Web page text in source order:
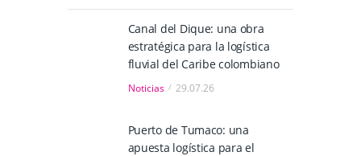
Canal del Dique: una obra
estratégica para la logística
fluvial del Caribe colombiano
Noticias 29.07.26
Puerto de Tumaco: una
apuesta logística para el